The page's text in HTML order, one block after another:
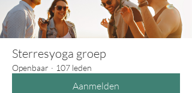
Sterresyoga groep
Openbaar · 107 leden
Aanmelden